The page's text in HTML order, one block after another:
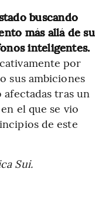
buscando
más allá de su
inteligentes.
por
sus ambiciones
tras un
el que se vio
de este
Sui.